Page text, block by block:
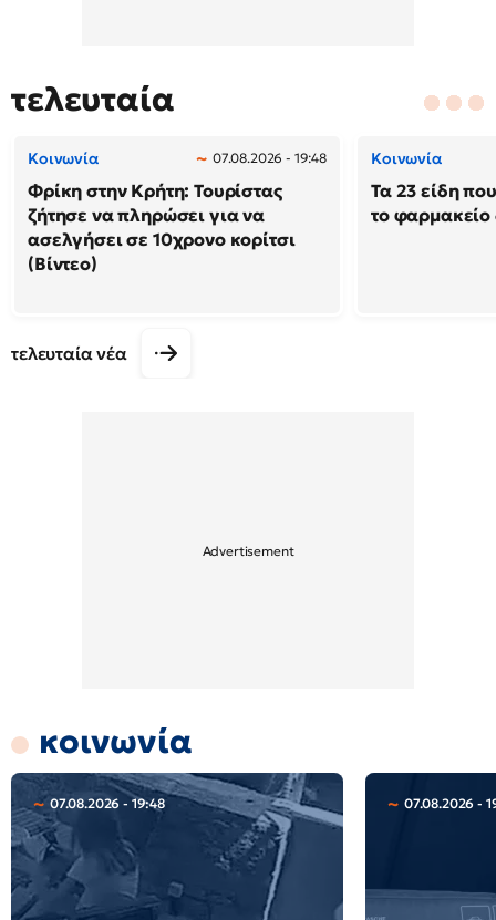
τελευταία
Κοινωνία 07.08.2026 - 19:48
Φρίκη στην Κρήτη: Τουρίστας
ζήτησε να πληρώσει για να
ασελγήσει σε 10χρονο κορίτσι
(Βίντεο)
Κοινωνία
Τα 23 είδη
το
τελευταία νέα
κοινωνία
07.08.2026 - 19:48 07.08.2026 -